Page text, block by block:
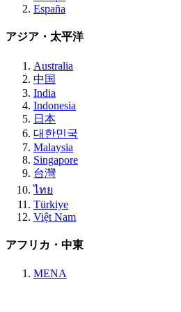
España
アジア・太平洋
Australia
中国
India
Indonesia
日本
대한민국
Malaysia
Singapore
台灣
ไทย
Türkiye
Việt Nam
アフリカ・中東
MENA